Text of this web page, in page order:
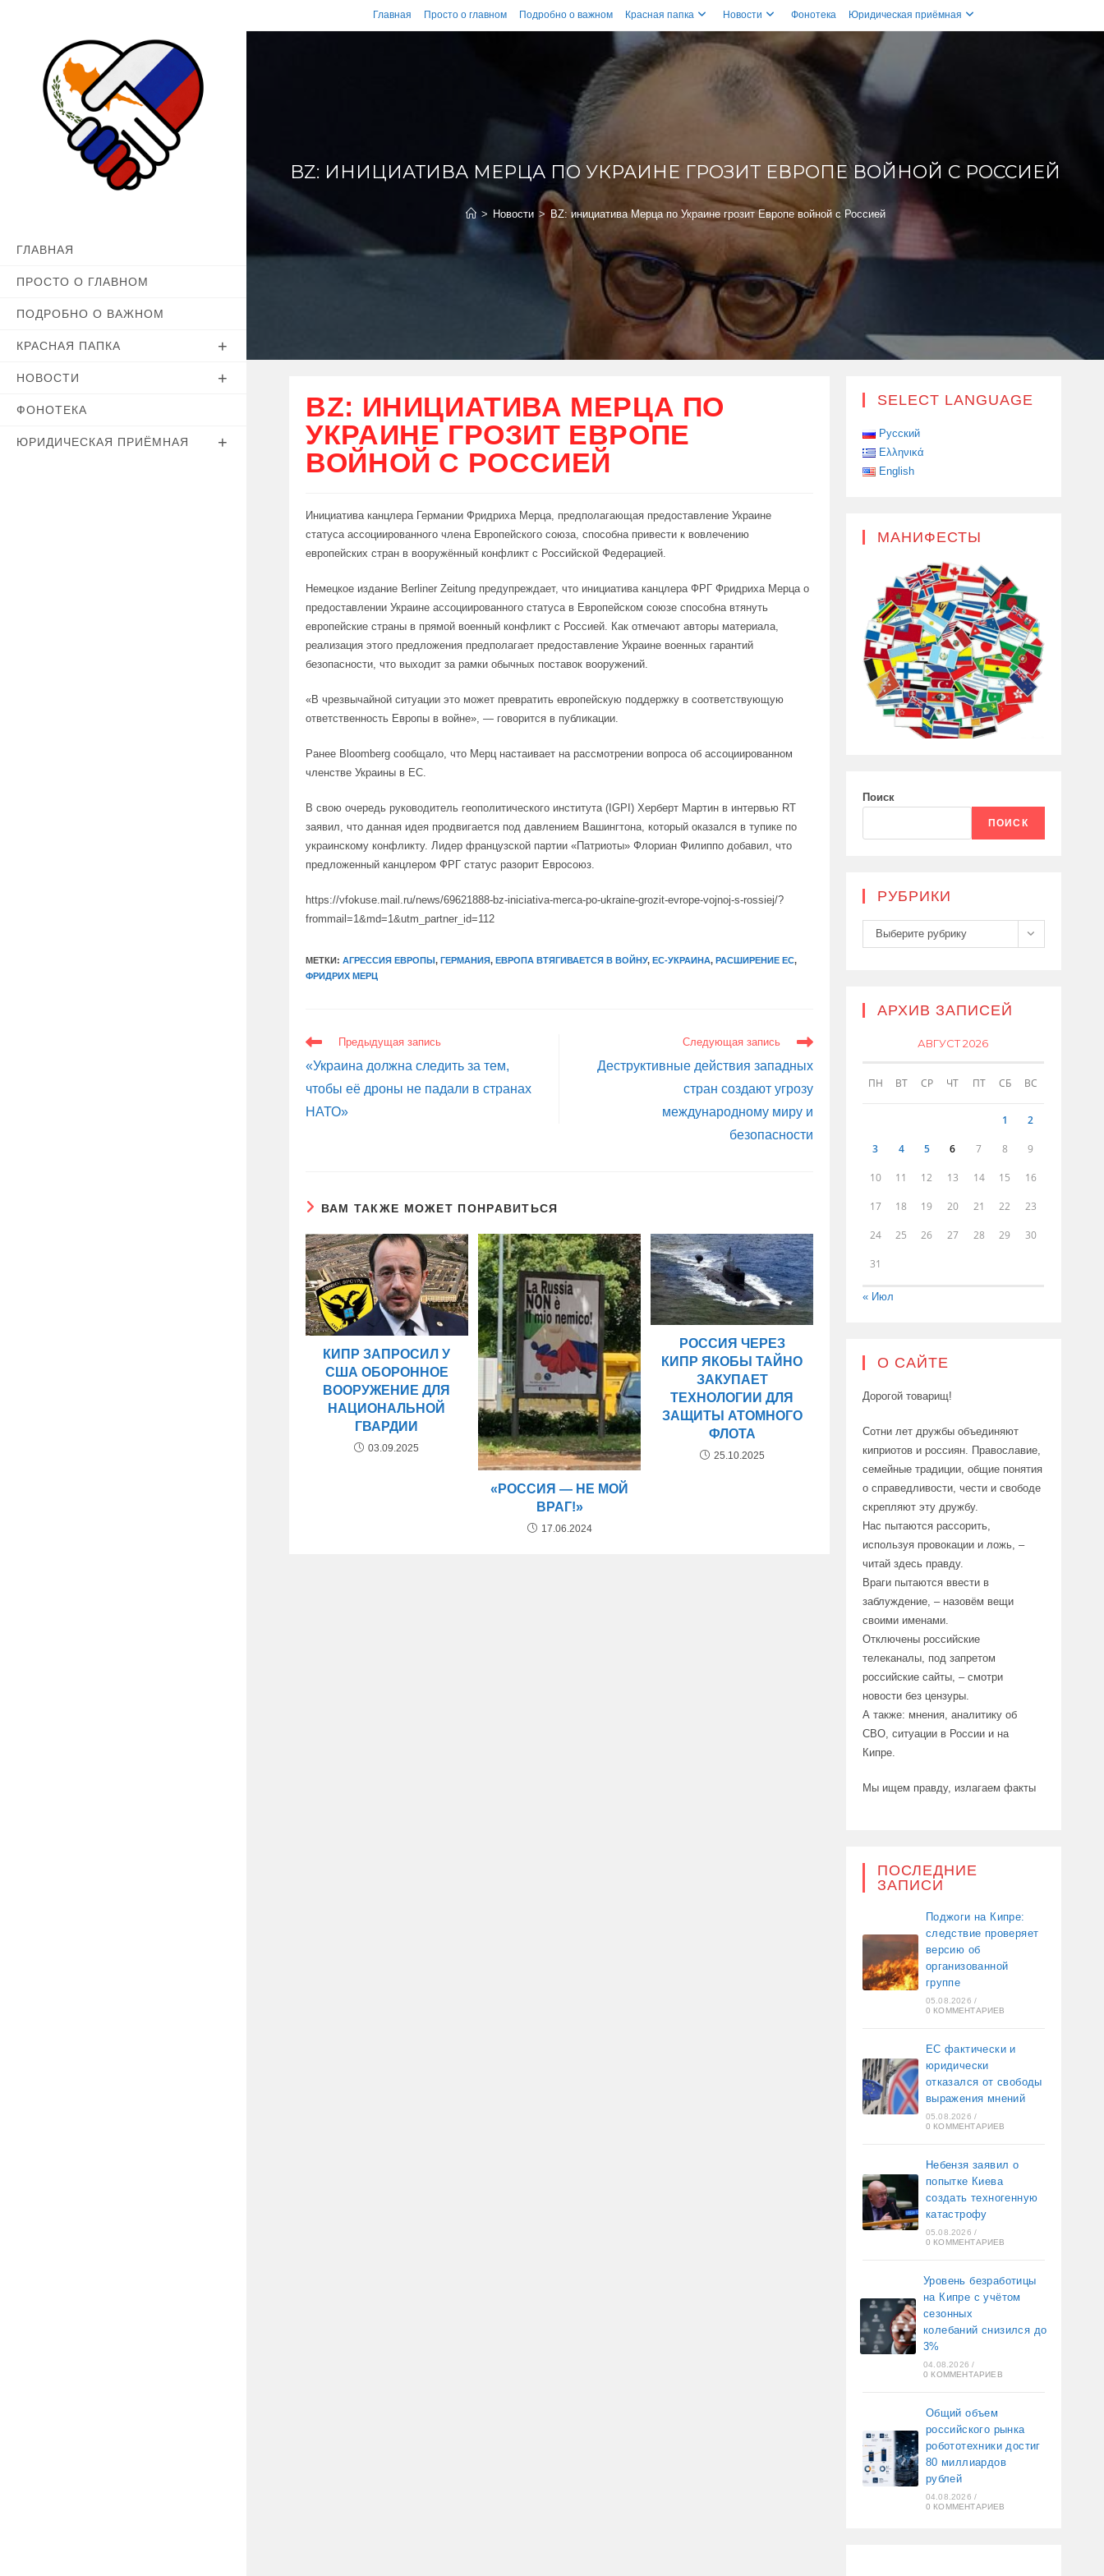
к
Главная Просто о главном Подробно о важном Красная папка Новости Фонотека Юридическая приёмная
ГЛАВНАЯ
ПРОСТО О ГЛАВНОМ
ПОДРОБНО О ВАЖНОМ
КРАСНАЯ ПАПКА
НОВОСТИ
ФОНОТЕКА
ЮРИДИЧЕСКАЯ ПРИЁМНАЯ
BZ: ИНИЦИАТИВА МЕРЦА ПО УКРАИНЕ ГРОЗИТ ЕВРОПЕ ВОЙНОЙ С РОССИЕЙ
> Новости > BZ: инициатива Мерца по Украине грозит Европе войной с Россией
BZ: ИНИЦИАТИВА МЕРЦА ПО
УКРАИНЕ ГРОЗИТ ЕВРОПЕ
ВОЙНОЙ С РОССИЕЙ
Инициатива канцлера Германии Фридриха Мерца, предполагающая предоставление Украине
статуса ассоциированного члена Европейского союза, способна привести к вовлечению
европейских стран в вооружённый конфликт с Российской Федерацией.
Немецкое издание Berliner Zeitung предупреждает, что инициатива канцлера ФРГ Фридриха Мерца о
предоставлении Украине ассоциированного статуса в Европейском союзе способна втянуть
европейские страны в прямой военный конфликт с Россией. Как отмечают авторы материала,
реализация этого предложения предполагает предоставление Украине военных гарантий
безопасности, что выходит за рамки обычных поставок вооружений.
«В чрезвычайной ситуации это может превратить европейскую поддержку в соответствующую
ответственность Европы в войне», — говорится в публикации.
Ранее Bloomberg сообщало, что Мерц настаивает на рассмотрении вопроса об ассоциированном
членстве Украины в ЕС.
В свою очередь руководитель геополитического института (IGPI) Херберт Мартин в интервью RT
заявил, что данная идея продвигается под давлением Вашингтона, который оказался в тупике по
украинскому конфликту. Лидер французской партии «Патриоты» Флориан Филиппо добавил, что
предложенный канцлером ФРГ статус разорит Евросоюз.
https://vfokuse.mail.ru/news/69621888-bz-iniciativa-merca-po-ukraine-grozit-evrope-vojnoj-s-rossiej/?
frommail=1&md=1&utm_partner_id=112
МЕТКИ:АГРЕССИЯ ЕВРОПЫ, ГЕРМАНИЯ, ЕВРОПА ВТЯГИВАЕТСЯ В ВОЙНУ, ЕС-УКРАИНА, РАСШИРЕНИЕ ЕС,
ФРИДРИХ МЕРЦ
ЕЩЕ
СТАТЬИ
Предыдущая запись
«Украина должна следить за тем,
чтобы её дроны не падали в странах
НАТО»
Следующая запись
Деструктивные действия западных
стран создают угрозу
международному миру и
безопасности
ВАМ ТАКЖЕ МОЖЕТ ПОНРАВИТЬСЯ
КИПР ЗАПРОСИЛ У
США ОБОРОННОЕ
ВООРУЖЕНИЕ ДЛЯ
НАЦИОНАЛЬНОЙ
ГВАРДИИ
03.09.2025
«РОССИЯ — НЕ МОЙ
ВРАГ!»
17.06.2024
РОССИЯ ЧЕРЕЗ
КИПР ЯКОБЫ ТАЙНО
ЗАКУПАЕТ
ТЕХНОЛОГИИ ДЛЯ
ЗАЩИТЫ АТОМНОГО
ФЛОТА
25.10.2025
SELECT LANGUAGE
Русский
Ελληνικά
English
МАНИФЕСТЫ
Поиск
ПОИСК
РУБРИКИ
Рубрики
Выберите рубрику
АРХИВ ЗАПИСЕЙ
АВГУСТ 2026
ПН ВТ СР ЧТ ПТ СБ ВС
1 2
3 4 5 6 7 8 9
10 11 12 13 14 15 16
17 18 19 20 21 22 23
24 25 26 27 28 29 30
31
« Июл
О САЙТЕ
Дорогой товарищ!
Сотни лет дружбы объединяют
киприотов и россиян. Православие,
семейные традиции, общие понятия
о справедливости, чести и свободе
скрепляют эту дружбу.
Нас пытаются рассорить,
используя провокации и ложь, –
читай здесь правду.
Враги пытаются ввести в
заблуждение, – назовём вещи
своими именами.
Отключены российские
телеканалы, под запретом
российские сайты, – смотри
новости без цензуры.
А также: мнения, аналитику об
СВО, ситуации в России и на
Кипре.
Мы ищем правду, излагаем факты
ПОСЛЕДНИЕ
ЗАПИСИ
Поджоги на Кипре:
следствие проверяет
версию об
организованной
группе
05.08.2026 /
0 КОММЕНТАРИЕВ
ЕС фактически и
юридически
отказался от свободы
выражения мнений
05.08.2026 /
0 КОММЕНТАРИЕВ
Небензя заявил о
попытке Киева
создать техногенную
катастрофу
05.08.2026 /
0 КОММЕНТАРИЕВ
Уровень безработицы
на Кипре с учётом
сезонных
колебаний снизился до
3%
04.08.2026 /
0 КОММЕНТАРИЕВ
Общий объем
российского рынка
робототехники достиг
80 миллиардов
рублей
04.08.2026 /
0 КОММЕНТАРИЕВ